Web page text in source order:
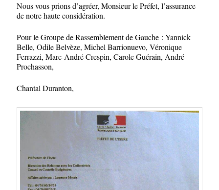
Nous vous prions d’agréer, Monsieur le Préfet, l’assurance
de notre haute considération.
Pour le Groupe de Rassemblement de Gauche : Yannick
Belle, Odile Belvèze, Michel Barrionuevo, Véronique
Ferrazzi, Marc-André Crespin, Carole Guérain, André
Prochasson,
Chantal Duranton,